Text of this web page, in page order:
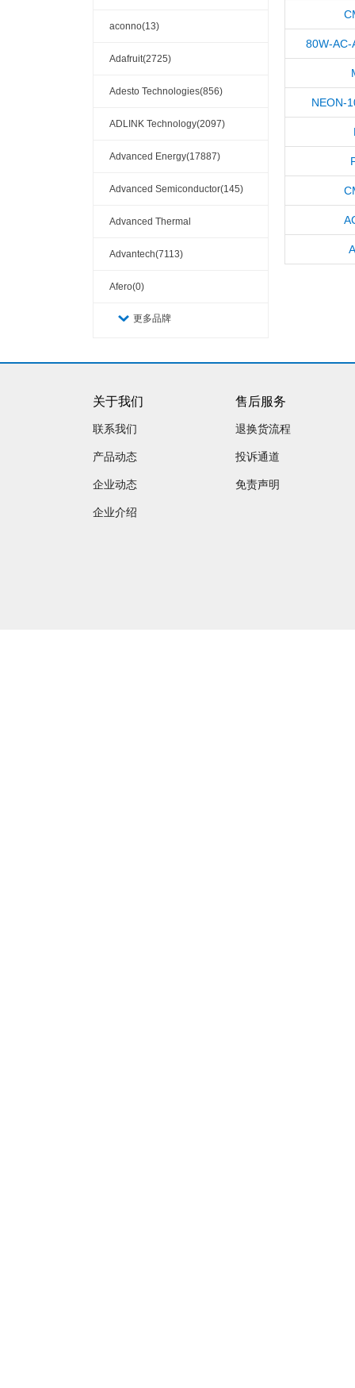
aconno(13)
Adafruit(2725)
Adesto Technologies(856)
ADLINK Technology(2097)
Advanced Energy(17887)
Advanced Semiconductor(145)
Advanced Thermal
Solutions(110404)
Advantech(7113)
Afero(0)
更多品牌
80W-AC-
NEON-
关于我们
联系我们
产品动态
企业动态
企业介绍
售后服务
退换货流程
投诉通道
免责声明